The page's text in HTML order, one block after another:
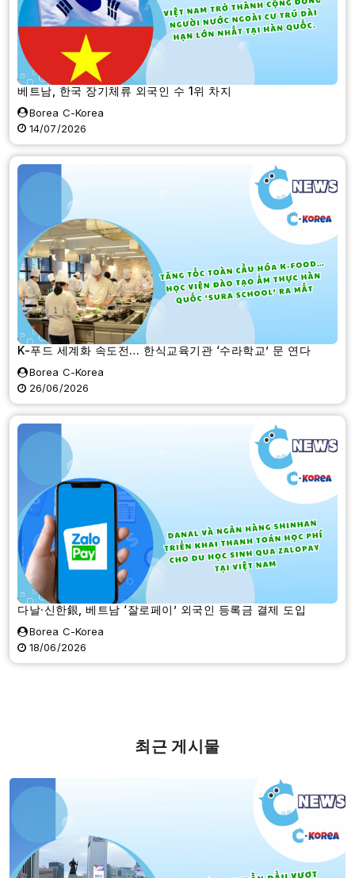
베트남, 한국 장기체류 외국인 수 1위 차지
Borea C-Korea
14/07/2026
K-푸드 세계화 속도전… 한식교육기관 ‘수라학교’ 문 연다
Borea C-Korea
26/06/2026
다날·신한銀, 베트남 ‘잘로페이’ 외국인 등록금 결제 도입
Borea C-Korea
18/06/2026
최근 게시물